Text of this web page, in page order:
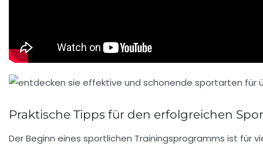
Praktische Tipps für den erfolgreichen
Der Beginn eines sportlichen Trainingsprogramms ist für